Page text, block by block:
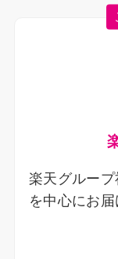
楽天グルー
を中心にお届